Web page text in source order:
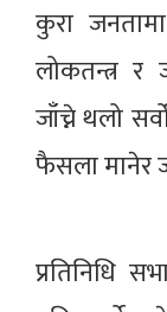
कुरा
लोकतन्त्र र
जाँच्ने थलो
फैसला मानेर
प्रतिनिधि